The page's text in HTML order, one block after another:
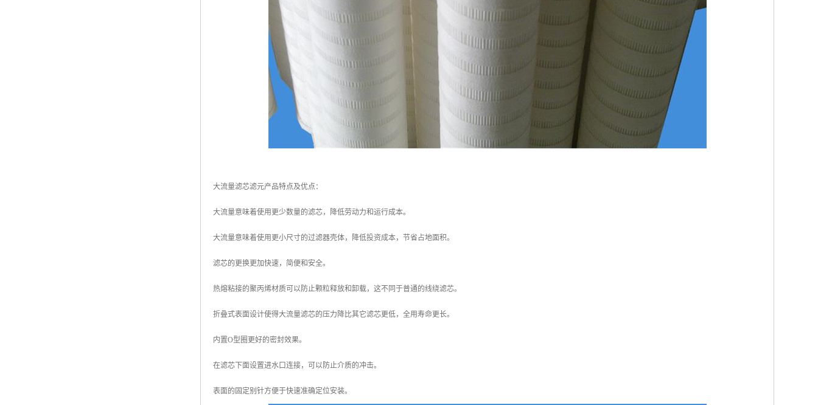
大流量滤芯滤元产品特点及优点：
大流量意味着使用更少数量的滤芯，降低劳动力和运行成本。
大流量意味着使用更小尺寸的过滤器壳体，降低投资成本，节省占地面积。
滤芯的更换更加快速，简便和安全。
热熔粘接的聚丙烯材质可以防止颗粒释放和卸载，这不同于普通的线绕滤芯。
折叠式表面设计使得大流量滤芯的压力降比其它滤芯更低，全用寿命更长。
内置O型圈更好的密封效果。
在滤芯下面设置进水口连接，可以防止介质的冲击。
表面的固定别针方便于快速准确定位安装。